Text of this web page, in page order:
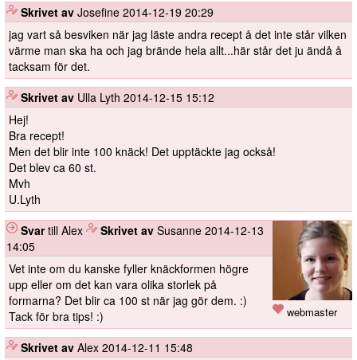
Skrivet av Josefine 2014-12-19 20:29
jag vart så besviken när jag läste andra recept å det inte står vilken
värme man ska ha och jag brände hela allt...här står det ju ändå å
tacksam för det.
Skrivet av Ulla Lyth 2014-12-15 15:12
Hej!
Bra recept!
Men det blir inte 100 knäck! Det upptäckte jag också!
Det blev ca 60 st.
Mvh
U.Lyth
webmaster
Svartill Alex Skrivet av Susanne 2014-12-13
14:05
Vet inte om du kanske fyller knäckformen högre
upp eller om det kan vara olika storlek på
formarna? Det blir ca 100 st när jag gör dem. :)
Tack för bra tips! :)
Skrivet av Alex 2014-12-11 15:48